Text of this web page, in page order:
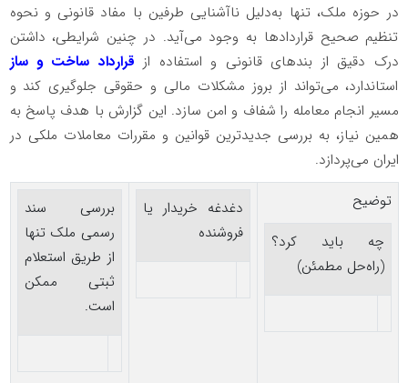
در حوزه ملک، تنها به‌دلیل ناآشنایی طرفین با مفاد قانونی و نحوه
تنظیم صحیح قراردادها به وجود می‌آید. در چنین شرایطی، داشتن
درک دقیق از بندهای قانونی و استفاده از قرارداد ساخت و ساز
استاندارد، می‌تواند از بروز مشکلات مالی و حقوقی جلوگیری کند و
مسیر انجام معامله را شفاف و امن سازد. این گزارش با هدف پاسخ به
همین نیاز، به بررسی جدیدترین قوانین و مقررات معاملات ملکی در
ایران می‌پردازد.
توضیح
چه باید کرد؟
(راه‌حل مطمئن)
دغدغه خریدار یا
فروشنده
بررسی سند
رسمی ملک تنها
از طریق استعلام
ثبتی ممکن
است.